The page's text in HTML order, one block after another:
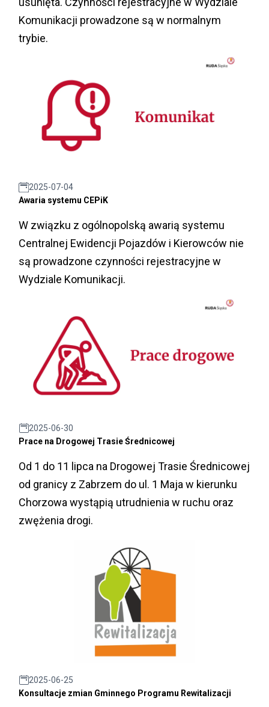
Komunikacji prowadzone są w normalnym
trybie.
2025-07-04
Awaria systemu CEPiK
W związku z ogólnopolską awarią systemu
Centralnej Ewidencji Pojazdów i Kierowców nie
są prowadzone czynności rejestracyjne w
Wydziale Komunikacji.
2025-06-30
Prace na Drogowej Trasie Średnicowej
Od 1 do 11 lipca na Drogowej Trasie Średnicowej
od granicy z Zabrzem do ul. 1 Maja w kierunku
Chorzowa wystąpią utrudnienia w ruchu oraz
zwężenia drogi.
2025-06-25
Konsultacje zmian Gminnego Programu Rewitalizacji